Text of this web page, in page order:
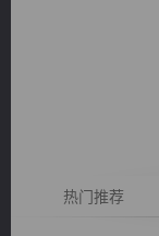
热门推荐